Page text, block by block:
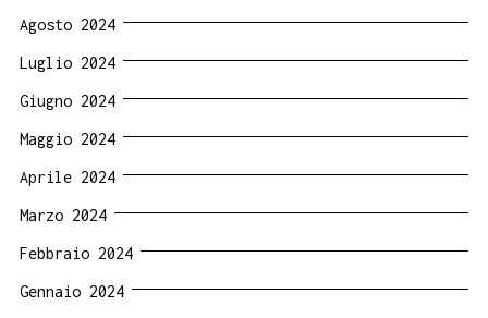
Agosto 2024
Luglio 2024
Giugno 2024
Maggio 2024
Aprile 2024
Marzo 2024
Febbraio 2024
Gennaio 2024